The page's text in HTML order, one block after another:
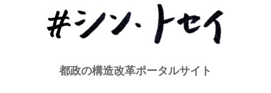
都政の構造改革ポータルサイト